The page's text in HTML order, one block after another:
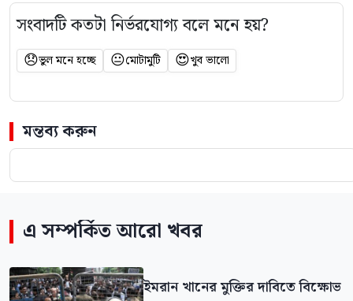
সংবাদটি কতটা নির্ভরযোগ্য বলে মনে হয়?
😞ভুল মনে হচ্ছে 😐মোটামুটি 😍খুব ভালো
মন্তব্য করুন
এ সম্পর্কিত আরো খবর
ইমরান খানের মুক্তির দাবিতে বিক্ষোভ